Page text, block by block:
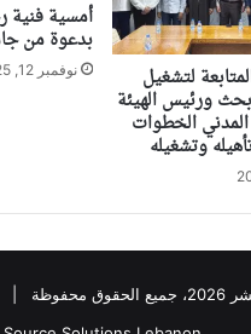
لتشغيل
ورئيس الهيئة
المدني الخطوات
وتشغيله
أمسية فنية
بدعوة من
نوفمبر 12, 2025
|